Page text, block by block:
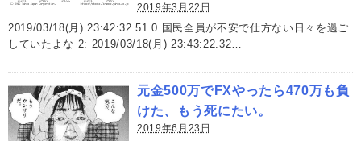
2019年3月22日
2019/03/18(月) 23:42:32.51 0 国民全員が不安で仕方ない日々を過ご
していたよな 2: 2019/03/18(月) 23:43:22.32…
元金500万でFXやったら470万も負
けた、もう死にたい。
2019年6月23日